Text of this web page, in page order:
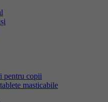
pentru copii
masticabile